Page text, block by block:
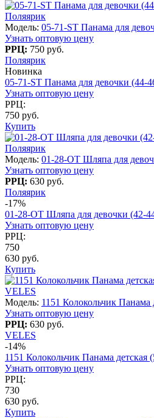
Поляярик
Модель: 05-71-ST Панама для
Узнать оптовую цену
РРЦ: 750 руб.
Поляярик
Новинка
05-71-ST Панама для девочки (44-
Узнать оптовую цену
РРЦ:
750 руб.
Купить
Поляярик
Модель: 01-28-OT Шляпа для
Узнать оптовую цену
РРЦ: 630 руб.
Поляярик
-17%
01-28-OT Шляпа для девочки (42-
Узнать оптовую цену
РРЦ:
750
630 руб.
Купить
VELES
Модель: 1151 Колокольчик Панама
Узнать оптовую цену
РРЦ: 630 руб.
VELES
-14%
1151 Колокольчик Панама детская
Узнать оптовую цену
РРЦ:
730
630 руб.
Купить